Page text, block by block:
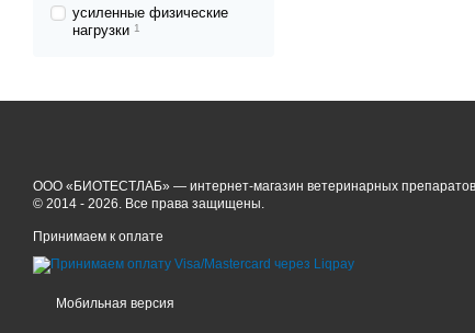
усиленные физические
нагрузки 1
ООО «БИОТЕСТЛАБ» — интернет-магазин ветеринарных
© 2014 - 2026. Все права защищены.
Принимаем к оплате
Мобильная версия